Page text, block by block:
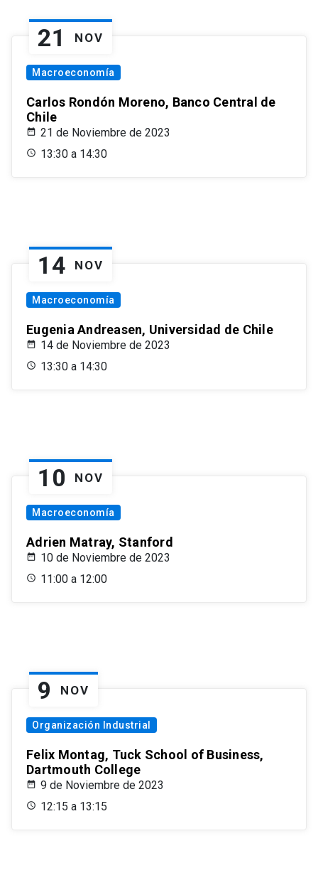
21 NOV
Macroeconomía
Carlos Rondón Moreno, Banco Central de
Chile
21 de Noviembre de 2023
13:30 a 14:30
14 NOV
Macroeconomía
Eugenia Andreasen, Universidad de Chile
14 de Noviembre de 2023
13:30 a 14:30
10 NOV
Macroeconomía
Adrien Matray, Stanford
10 de Noviembre de 2023
11:00 a 12:00
9 NOV
Organización Industrial
Felix Montag, Tuck School of Business,
Dartmouth College
9 de Noviembre de 2023
12:15 a 13:15